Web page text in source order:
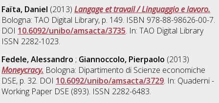
Faïta, Daniel (2013)Langage et travail / Linguaggio e lavoro.
Bologna: TAO Digital Library, p. 149. ISBN 978-88-98626-00-7.
DOI 10.6092/unibo/amsacta/3735. In: TAO Digital Library
ISSN 2282-1023.
Fedele, Alessandro ; Giannoccolo, Pierpaolo (2013)
Moneycracy. Bologna: Dipartimento di Scienze economiche
DSE, p. 32. DOI 10.6092/unibo/amsacta/3729. In: Quaderni -
Working Paper DSE (893). ISSN 2282-6483.